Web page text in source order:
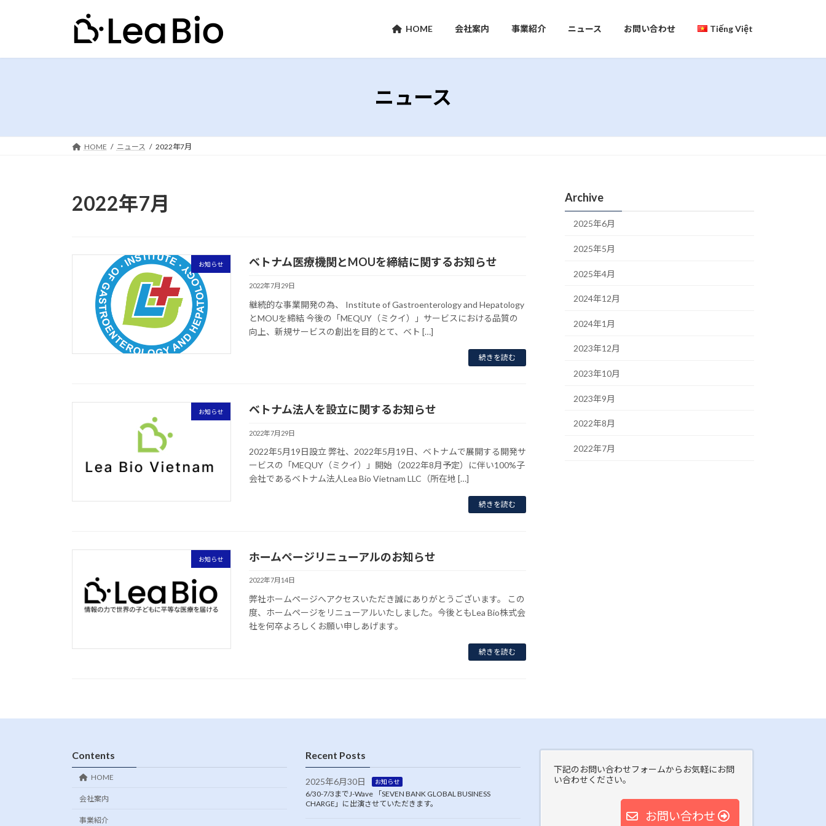
プ
動
HOME 会社案内 事業紹介 ニュース お問い合わせ Tiếng Việt
ニュース
HOME ニュース 2022年7月
2022年7月
お知らせ ベトナム医療機関とMOUを締結に関するお知らせ
2022年7月29日
継続的な事業開発の為、 Institute of Gastroenterology and Hepatology
とMOUを締結 今後の「MEQUY（ミクイ）」サービスにおける品質の
向上、新規サービスの創出を目的とて、ベト […]
続きを読む
お知らせ ベトナム法人を設立に関するお知らせ
2022年7月29日
2022年5月19日設立 弊社、2022年5月19日、ベトナムで展開する開発サ
ービスの「MEQUY（ミクイ）」開始（2022年8月予定）に伴い100%子
会社であるベトナム法人Lea Bio Vietnam LLC（所在地 […]
続きを読む
お知らせ ホームページリニューアルのお知らせ
2022年7月14日
弊社ホームページへアクセスいただき誠にありがとうございます。 この
度、ホームページをリニューアルいたしました。今後ともLea Bio株式会
社を何卒よろしくお願い申しあげます。
続きを読む
Archive
2025年6月
2025年5月
2025年4月
2024年12月
2024年1月
2023年12月
2023年10月
2023年9月
2022年8月
2022年7月
Contents
HOME
会社案内
事業紹介
Recent Posts
2025年6月30日 お知らせ
6/30-7/3までJ-Wave 「SEVEN BANK GLOBAL BUSINESS
CHARGE」に出演させていただきます。
下記のお問い合わせフォームからお気軽にお問
い合わせください。
お問い合わせ